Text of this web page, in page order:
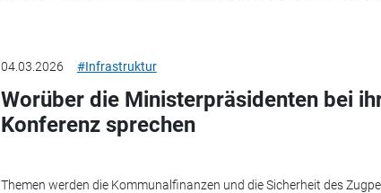
04.03.2026 #Infrastruktur
Worüber die Ministerpräsidenten bei
Konferenz sprechen
Themen werden die Kommunalfinanzen und die Sicherheit des